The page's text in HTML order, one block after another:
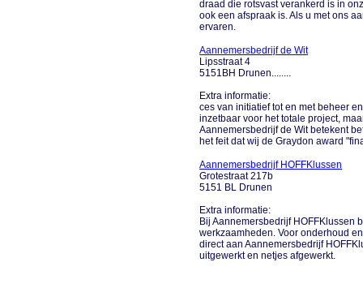
draad die rotsvast verankerd is in
ook een afspraak is. Als u met ons
ervaren.
Aannemersbedrijf de Wit
Lipsstraat 4
5151BH Drunen........
Extra informatie:
ces van initiatief tot en met beheer
inzetbaar voor het totale project,
Aannemersbedrijf de Wit betekent
het feit dat wij de Graydon award
Aannemersbedrijf HOFFKlussen
Grotestraat 217b
5151 BL Drunen
Extra informatie:
Bij Aannemersbedrijf HOFFKlussen
werkzaamheden. Voor onderhoud
direct aan Aannemersbedrijf
uitgewerkt en netjes afgewerkt.